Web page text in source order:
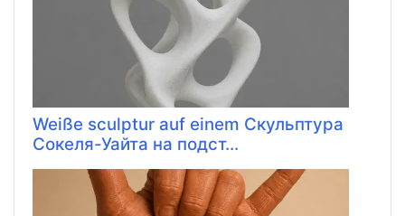
Weiße sculptur auf einem Скульптура
Сокеля-Уайта на подст...